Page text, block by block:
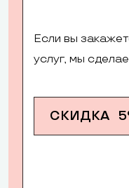
Если вы
услуг, мы
СКИДКА